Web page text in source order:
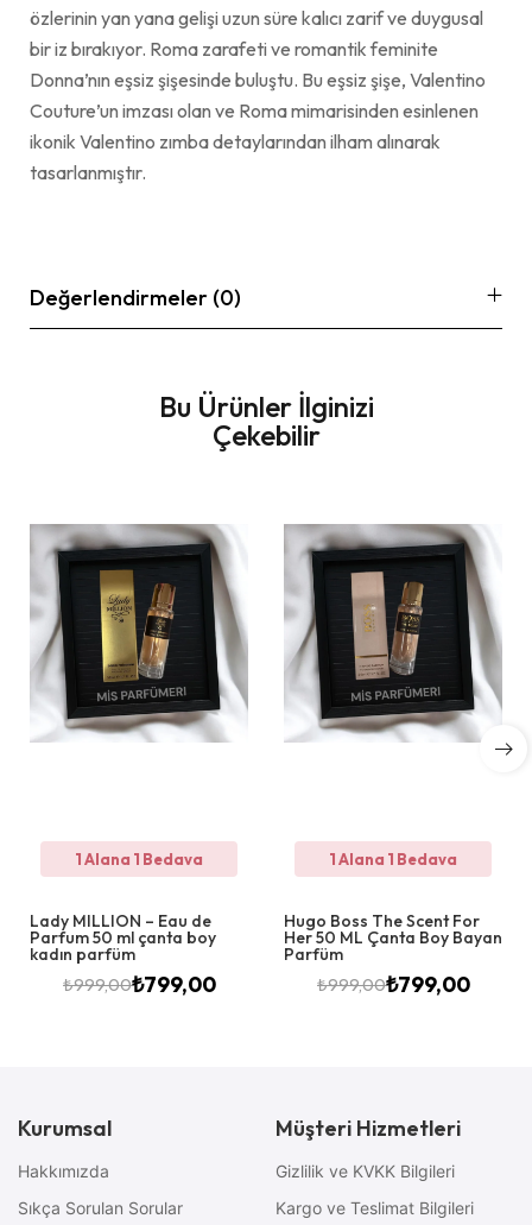
özlerinin yan yana gelişi uzun süre kalıcı zarif ve duygusal
bir iz bırakıyor. Roma zarafeti ve romantik feminite
Donna’nın eşsiz şişesinde buluştu. Bu eşsiz şişe, Valentino
Couture’un imzası olan ve Roma mimarisinden esinlenen
ikonik Valentino zımba detaylarından ilham alınarak
tasarlanmıştır.
Değerlendirmeler (0)
Bu Ürünler İlginizi
Çekebilir
1 Alana 1 Bedava
Lady MILLION – Eau de
Parfum 50 ml çanta boy
kadın parfüm
₺999,00₺799,00
1 Alana 1 Bedava
Hugo Boss The Scent For
Her 50 ML Çanta Boy Bayan
Parfüm
₺999,00₺799,00
Kurumsal
Hakkımızda
Sıkça Sorulan Sorular
Müşteri Hizmetleri
Gizlilik ve KVKK Bilgileri
Kargo ve Teslimat Bilgileri